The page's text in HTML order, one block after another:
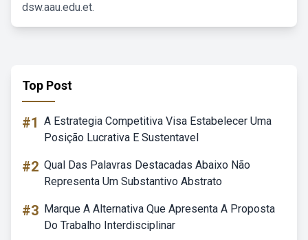
dsw.aau.edu.et.
Top Post
#1 A Estrategia Competitiva Visa Estabelecer Uma
Posição Lucrativa E Sustentavel
#2 Qual Das Palavras Destacadas Abaixo Não
Representa Um Substantivo Abstrato
#3 Marque A Alternativa Que Apresenta A Proposta
Do Trabalho Interdisciplinar